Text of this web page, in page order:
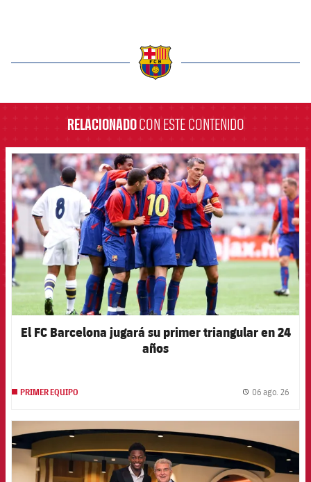
RELACIONADOCON ESTE CONTENIDO
FCB Barcelona badge
El FC Barcelona jugará su primer triangular en 24
años
PRIMER EQUIPO 06 ago. 26